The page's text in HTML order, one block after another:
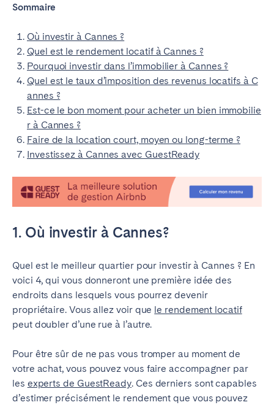
Sommaire
Où investir à Cannes ?
Quel est le rendement locatif à Cannes ?
Pourquoi investir dans l’immobilier à Cannes ?
Quel est le taux d’imposition des revenus locatifs à C
annes ?
Est-ce le bon moment pour acheter un bien immobilie
r à Cannes ?
Faire de la location court, moyen ou long-terme ?
Investissez à Cannes avec GuestReady
1. Où investir à Cannes?
Quel est le meilleur quartier pour investir à Cannes ? En
voici 4, qui vous donneront une première idée des
endroits dans lesquels vous pourrez devenir
propriétaire. Vous allez voir que le rendement locatif
peut doubler d’une rue à l’autre.
Pour être sûr de ne pas vous tromper au moment de
votre achat, vous pouvez vous faire accompagner par
les experts de GuestReady. Ces derniers sont capables
d’estimer précisément le rendement que vous pouvez